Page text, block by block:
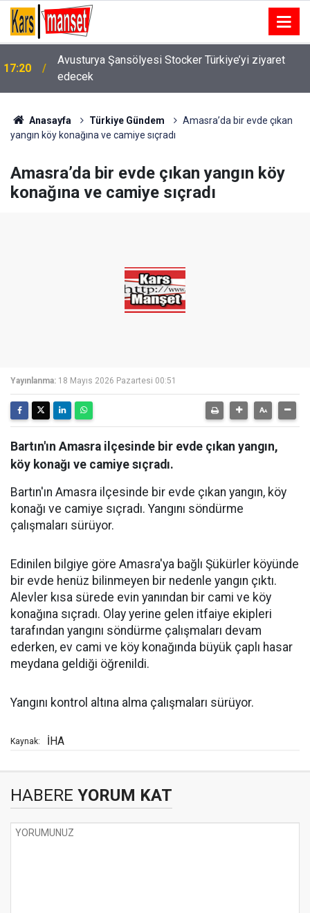
17:20
Avusturya Şansölyesi Stocker Türkiye’yi ziyaret
edecek
Anasayfa Türkiye Gündem
Amasra’da bir evde çıkan
yangın köy konağına ve camiye sıçradı
Amasra’da bir evde çıkan yangın köy
konağına ve camiye sıçradı
Yayınlanma: 18 Mayıs 2026 Pazartesi 00:51
Bartın'ın Amasra ilçesinde bir evde çıkan yangın,
köy konağı ve camiye sıçradı.
Bartın'ın Amasra ilçesinde bir evde çıkan yangın, köy
konağı ve camiye sıçradı. Yangını söndürme
çalışmaları sürüyor.
Edinilen bilgiye göre Amasra'ya bağlı Şükürler köyünde
bir evde henüz bilinmeyen bir nedenle yangın çıktı.
Alevler kısa sürede evin yanından bir cami ve köy
konağına sıçradı. Olay yerine gelen itfaiye ekipleri
tarafından yangını söndürme çalışmaları devam
ederken, ev cami ve köy konağında büyük çaplı hasar
meydana geldiği öğrenildi.
Yangını kontrol altına alma çalışmaları sürüyor.
Kaynak: İHA
HABERE YORUM KAT